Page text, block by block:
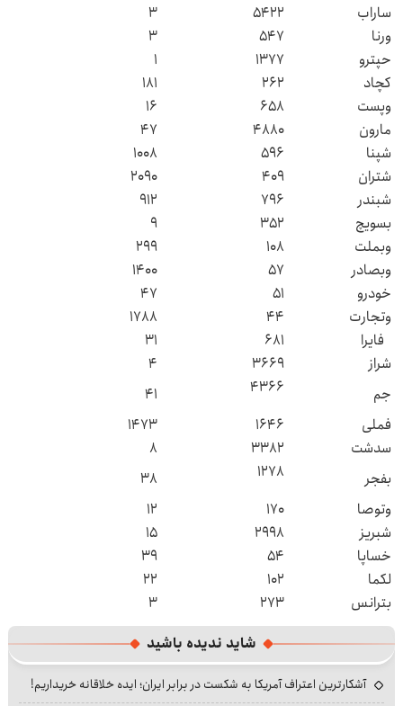
ساراب
۵۴۲۲
۳
ورنا
۵۴۷
۳
حپترو
۱۳۷۷
۱
کچاد
۲۶۲
۱۸۱
وپست
۶۵۸
۱۶
مارون
۴۸۸۰
۴۷
شپنا
۵۹۶
۱۰۰۸
شتران
۴۰۹
۲۰۹۰
شبندر
۷۹۶
۹۱۲
بسویچ
۳۵۲
۹
وبملت
۱۰۸
۲۹۹
وبصادر
۵۷
۱۴۰۰
خودرو
۵۱
۴۷
وتجارت
۴۴
۱۷۸۸
فایرا
۶۸۱
۳۱
شراز
۳۶۶۹
۴
جم
۴۳۶۶
۴۱
فملی
۱۶۴۶
۱۴۷۳
سدشت
۳۳۸۲
۸
بفجر
۱۲۷۸
۳۸
وتوصا
۱۷۰
۱۲
شبریز
۲۹۹۸
۱۵
خساپا
۵۴
۳۹
لکما
۱۰۲
۲۲
بترانس
۲۷۳
۳
شاید ندیده باشید
آشکارترین اعتراف آمریکا به شکست در برابر ایران؛ ایده خلاقانه خریداریم!